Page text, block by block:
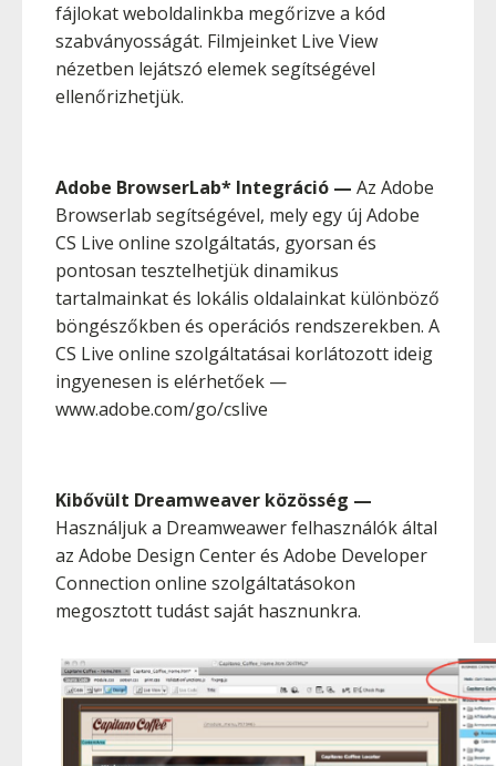
fájlokat weboldalinkba megőrizve a kód
szabványosságát. Filmjeinket Live View
nézetben lejátszó elemek segítségével
ellenőrizhetjük.
Adobe BrowserLab* Integráció — Az Adobe
Browserlab segítségével, mely egy új Adobe
CS Live online szolgáltatás, gyorsan és
pontosan tesztelhetjük dinamikus
tartalmainkat és lokális oldalainkat különböző
böngészőkben és operációs rendszerekben. A
CS Live online szolgáltatásai korlátozott ideig
ingyenesen is elérhetőek —
www.adobe.com/go/cslive
Kibővült Dreamweaver közösség —
Használjuk a Dreamweawer felhasználók által
az Adobe Design Center és Adobe Developer
Connection online szolgáltatásokon
megosztott tudást saját hasznunkra.